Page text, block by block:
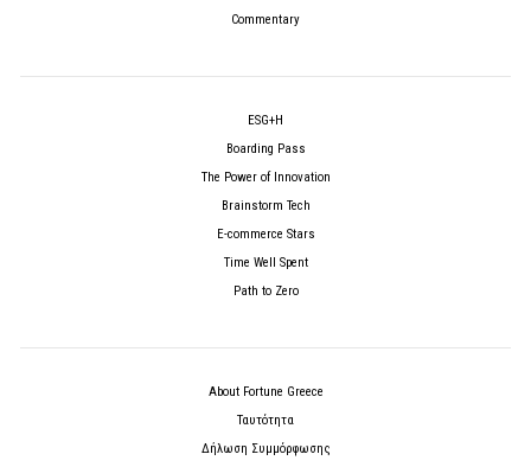
Commentary
ESG+H
Boarding Pass
The Power of Innovation
Brainstorm Tech
E-commerce Stars
Time Well Spent
Path to Zero
About Fortune Greece
Ταυτότητα
Δήλωση Συμμόρφωσης